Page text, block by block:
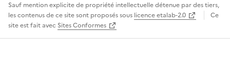
Sauf mention explicite de propriété intellectuelle détenue par des tiers,
les contenus de ce site sont proposés sous licence etalab-2.0
Ce
site est fait avec Sites Conformes